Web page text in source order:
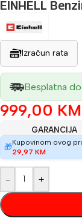
EINHELL
Izračun rata
Besplatna
999,00 KM
GARANCIJA
🎁Kupovinom ovog
29,97 KM
- +